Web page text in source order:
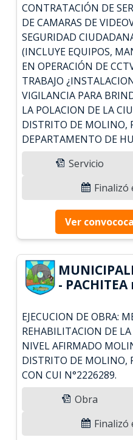
CONTRATACIÓN DE
DE CAMARAS DE
SEGURIDAD
(INCLUYE EQUIPOS,
EN OPERACIÓN DE
TRABAJO
VIGILANCIA PARA
LA POLACION DE LA
DISTRITO DE MOLINO,
DEPARTAMENTO DE
Servicio
Finalizó
Ver
-
EJECUCION DE OBRA:
REHABILITACION DE
NIVEL AFIRMADO
DISTRITO DE MOLINO,
CON CUI N°2226289.
Obra
Finalizó